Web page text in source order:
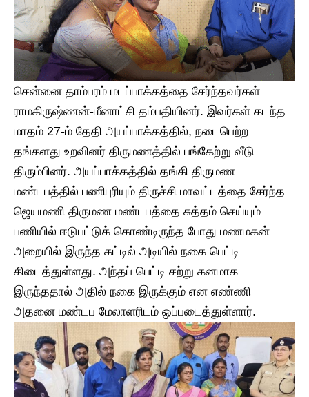
சென்னை தாம்பரம் மடப்பாக்கத்தை சேர்ந்தவர்கள்
ராமகிருஷ்ணன்-மீனாட்சி தம்பதியினர். இவர்கள் கடந்த
மாதம் 27-ம் தேதி அயப்பாக்கத்தில், நடைபெற்ற
தங்களது உறவினர் திருமணத்தில் பங்கேற்று வீடு
திரும்பினர். அயப்பாக்கத்தில் தங்கி திருமண
மண்டபத்தில் பணிபுரியும் திருச்சி மாவட்டத்தை சேர்ந்த
ஜெயமணி திருமண மண்டபத்தை சுத்தம் செய்யும்
பணியில் ஈடுபட்டுக் கொண்டிருந்த போது மணமகன்
அறையில் இருந்த கட்டில் அடியில் நகை பெட்டி
கிடைத்துள்ளது. அந்தப் பெட்டி சற்று கனமாக
இருந்ததால் அதில் நகை இருக்கும் என எண்ணி
அதனை மண்டப மேலாளரிடம் ஒப்படைத்துள்ளார்.